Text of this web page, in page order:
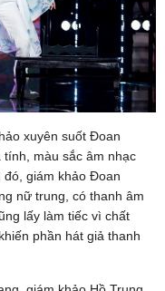
xuyên suốt Đoan
màu sắc âm nhạc
đó, giám khảo Đoan
nữ trung, có thanh âm
lấy làm tiếc vì chất
phần hát giả thanh